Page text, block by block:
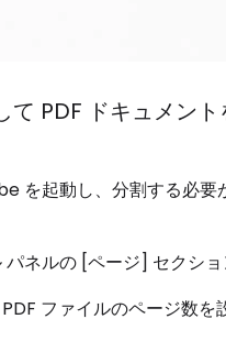
PDF ドキュメント
を起動し、分割する必
ネルの [ページ] セクシ
ファイルのページ数を